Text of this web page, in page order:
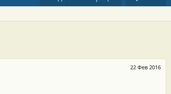
22 Фев 2016